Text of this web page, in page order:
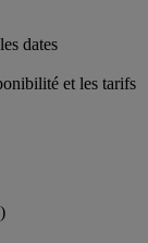
dates
et les tarifs